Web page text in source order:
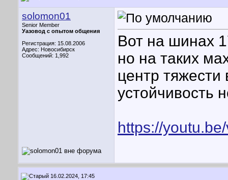
solomon01
Senior Member
Уазовод с опытом общения
Регистрация: 15.08.2006
Адрес: Новосибирск
Сообщений: 1,992
Вот на шинах
но на таких
центр
устойчивость
https://
16.02.2024, 17:45